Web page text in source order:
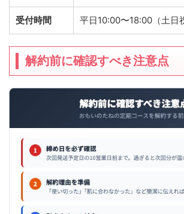
受付時間 平日10:00〜18:00（土日
解約前に確認すべき注意点